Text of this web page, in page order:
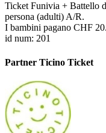
Ticket Funivia + Battello
persona (adulti) A/R.
I bambini pagano CHF
id num: 201
Partner Ticino Ticket